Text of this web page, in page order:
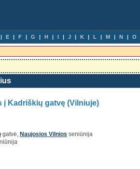
E F G H I J K L M N O
į Kadriškių gatvę (Vilniuje)
gatvė, Naujosios Vilnios seniūnija